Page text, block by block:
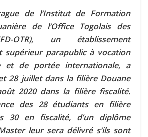
de l’Institut de Formation
de l’Office Togolais des
OTR), un établissement
supérieur parapublic à vocation
et de portée internationale, a
28 juillet dans la filière Douane
2020 dans la filière fiscalité.
des 28 étudiants en filière
30 en fiscalité, d’un diplôme
leur sera délivré s’ils sont